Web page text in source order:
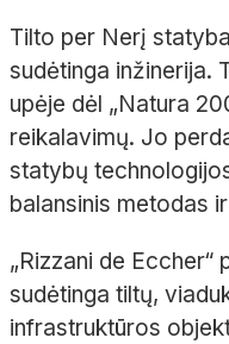
Tilto per Nerį
sudėtinga inžinerija.
upėje dėl „Natura
reikalavimų. Jo
statybų
balansinis metodas
„Rizzani de
sudėtinga tiltų,
infrastruktūros